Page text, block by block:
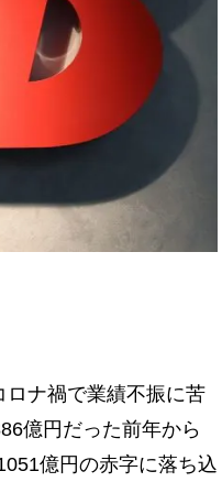
ナ禍で業績不振に苦
億円だった前年から
億円の赤字に落ち込